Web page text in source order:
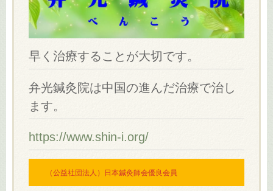
早く治療することが大切です。
弁光鍼灸院は中国の進んだ治療で治し
ます。
https://www.shin-i.org/
（公益社団法人）日本鍼灸師会優良会員